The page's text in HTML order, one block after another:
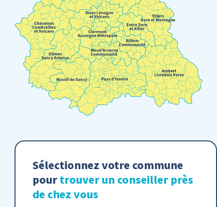
Sélectionnez votre commune
pourtrouver un conseiller près
de chez vous